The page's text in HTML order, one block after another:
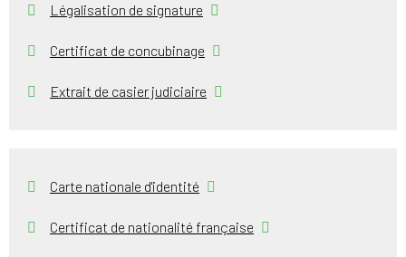
Légalisation de signature
Certificat de concubinage
Extrait de casier judiciaire
Carte nationale d'identité
Certificat de nationalité française